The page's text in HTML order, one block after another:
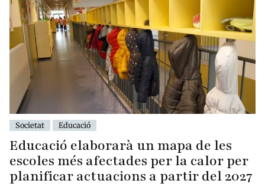
Societat Educació
Educació elaborarà un mapa de les
escoles més afectades per la calor per
planificar actuacions a partir del 2027